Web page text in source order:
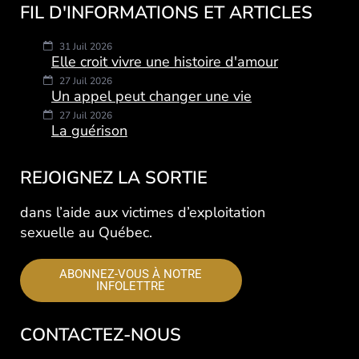
FIL D'INFORMATIONS ET ARTICLES
31 Juil 2026
Elle croit vivre une histoire d'amour
27 Juil 2026
Un appel peut changer une vie
27 Juil 2026
La guérison
REJOIGNEZ LA SORTIE
dans l’aide aux victimes d’exploitation
sexuelle au Québec.
ABONNEZ-VOUS À NOTRE
INFOLETTRE
CONTACTEZ-NOUS